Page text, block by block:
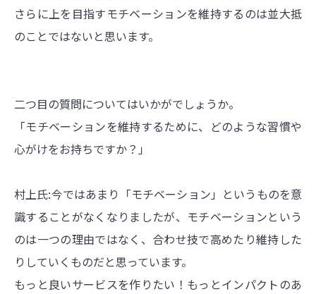
さらに上を目指すモチベーションを維持するのは並大抵
のことではないと思います。
二つ目の質問についてはいかがでしょうか。
「モチベーションを維持するために、どのような習慣や
心がけをお持ちですか？」
村上氏:今ではあまり「モチベーション」というものを意
識することがなくなりましたが、モチベーションという
のは一つの理由ではなく、合わせ技で高めたり維持した
りしていくものだと思っています。
もっと良いサービスを作りたい！もっとインパクトのあ